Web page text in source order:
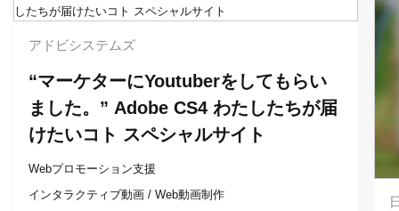
アドビシステムズ
“マーケターにYoutuberをしてもらい
ました。” Adobe CS4 わたしたちが届
けたいコト スペシャルサイト
Webプロモーション支援
インタラクティブ動画 / Web動画制作